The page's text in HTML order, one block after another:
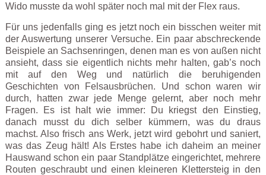
Wido musste da wohl später noch mal mit der Flex raus.
Für uns jedenfalls ging es jetzt noch ein bisschen weiter mit
der Auswertung unserer Versuche. Ein paar abschreckende
Beispiele an Sachsenringen, denen man es von außen nicht
ansieht, dass sie eigentlich nichts mehr halten, gab’s noch
mit auf den Weg und natürlich die beruhigenden
Geschichten von Felsausbrüchen. Und schon waren wir
durch, hatten zwar jede Menge gelernt, aber noch mehr
Fragen. Es ist halt wie immer: Du kriegst den Einstieg,
danach musst du dich selber kümmern, was du draus
machst. Also frisch ans Werk, jetzt wird gebohrt und saniert,
was das Zeug hält! Als Erstes habe ich daheim an meiner
Hauswand schon ein paar Standplätze eingerichtet, mehrere
Routen geschraubt und einen kleineren Klettersteig in den